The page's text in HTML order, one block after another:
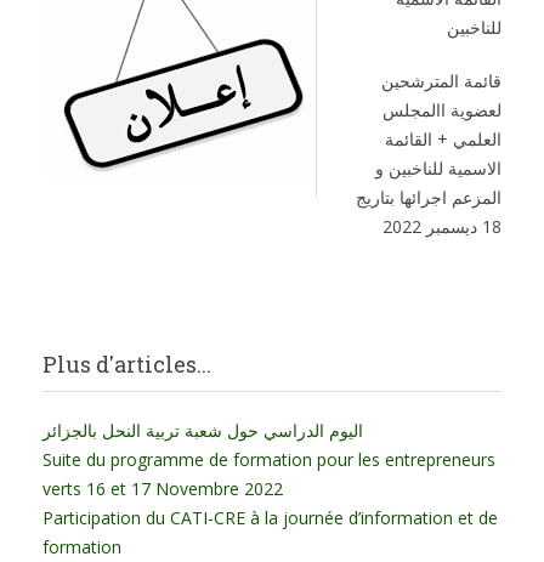
قائمة المترشحين
لعضوية االمجلس
العلمي + القائمة
الاسمية للناخبين و
المزعم اجرائها بتاريج
18 ديسمبر 2022
Plus d'articles...
اليوم الدراسي حول شعبة تربية النحل بالجزائر
Suite du programme de formation pour les entrepreneurs
verts 16 et 17 Novembre 2022
Participation du CATI-CRE à la journée d’information et de
formation